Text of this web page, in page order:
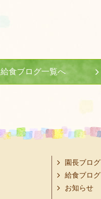
給食ブログ一覧へ
園長ブログ
給食ブログ
お知らせ